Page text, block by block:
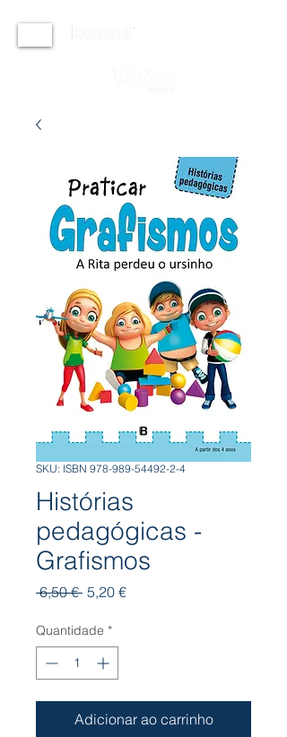
SKU: ISBN 978-989-54492-2-4
Histórias
pedagógicas -
Grafismos
6,50 € Preço
5,20 €Preço
Quantidade *
Adicionar ao carrinho